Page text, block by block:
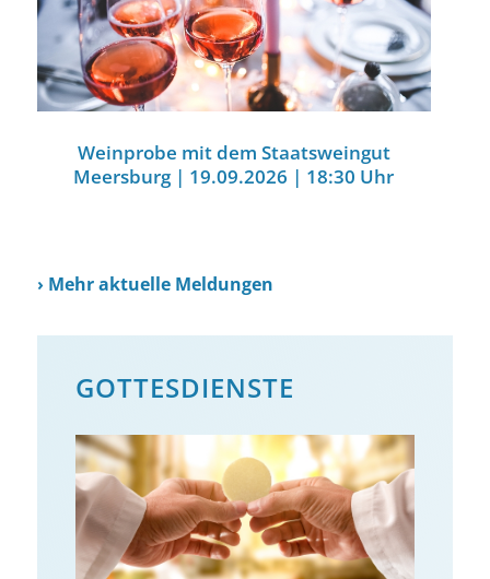
Weinprobe mit dem Staatsweingut
Meersburg | 19.09.2026 | 18:30 Uhr
› Mehr aktuelle Meldungen
GOTTES­DIENSTE